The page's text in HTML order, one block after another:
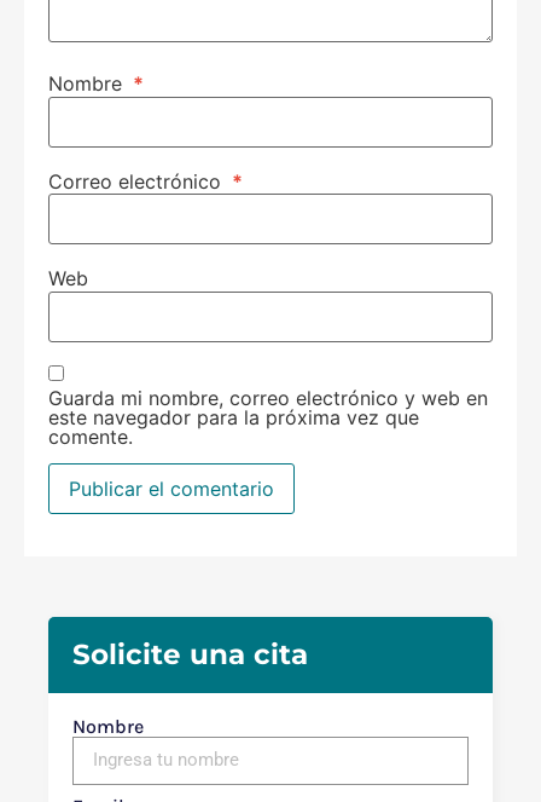
Nombre *
Correo electrónico *
Web
Guarda mi nombre, correo electrónico y web en
este navegador para la próxima vez que
comente.
Solicite una cita
Nombre